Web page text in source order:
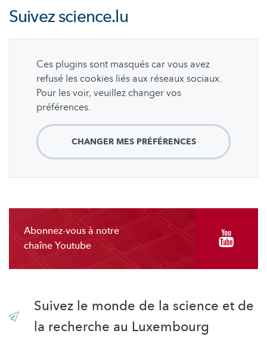
Suivezscience.lu
Ces plugins sont masqués car vous avez
refusé les cookies liés aux réseaux sociaux.
Pour les voir, veuillez changer vos
préférences.
CHANGER MES PRÉFÉRENCES
Abonnez-vous à notre
chaîne Youtube
Suivez le monde de la science et de
la recherche au Luxembourg